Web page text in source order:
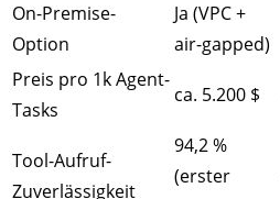
On-Premise-
Option
Ja (VPC +
air-gapped)
Preis pro 1k Agent-
Tasks
ca. 5.200 $
Tool-Aufruf-
Zuverlässigkeit
94,2 %
(erster